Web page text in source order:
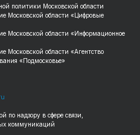
политики Московской области
Московской области «Цифровые
Московской области «Информационное
Московской области «Агентство
«Подмосковье»
по надзору в сфере связи,
коммуникаций